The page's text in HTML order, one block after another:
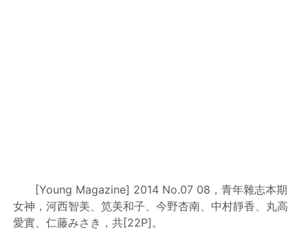
[Young Magazine] 2014 No.07 08，青年雜志本期
女神，河西智美、笕美和子、今野杏南、中村靜香、丸高
愛實、仁藤みさき，共[22P]。